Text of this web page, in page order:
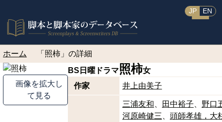
JP EN
ホーム 「照柿」の詳細
画像を拡大し
て見る
BS日曜ドラマ照柿女
作家
井上由美子
三浦友和 田中裕子
野口
河原崎健三
頭師孝雄，大